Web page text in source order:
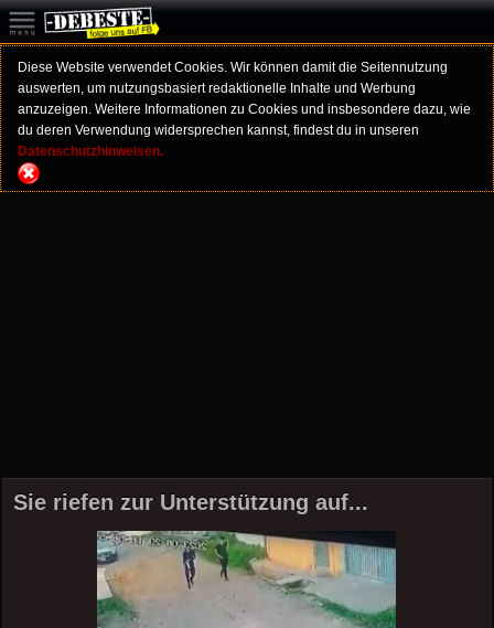
Diese Website verwendet Cookies. Wir können damit die Seitennutzung
auswerten, um nutzungsbasiert redaktionelle Inhalte und Werbung
anzuzeigen. Weitere Informationen zu Cookies und insbesondere dazu, wie
du deren Verwendung widersprechen kannst, findest du in unseren
Datenschutzhinweisen.
Sie riefen zur Unterstützung auf...